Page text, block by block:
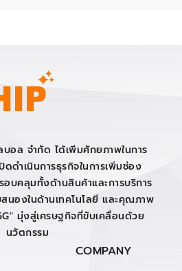
บอล จำกัด ได้เพิ่มศักยภาพในการ
ดดำเนินการธุรกิจในการเพิ่มช่อง
อบคลุมทั้งด้านสินค้าและการบริการ
นองในด้านเทคโนโลยี และคุณภาพ
มุ่งสู่เศรษฐกิจที่ขับเคลื่อนด้วย
นวัตกรรม
COMPANY